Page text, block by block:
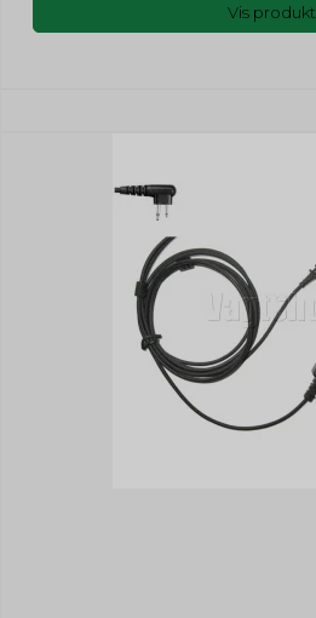
Vis produkt